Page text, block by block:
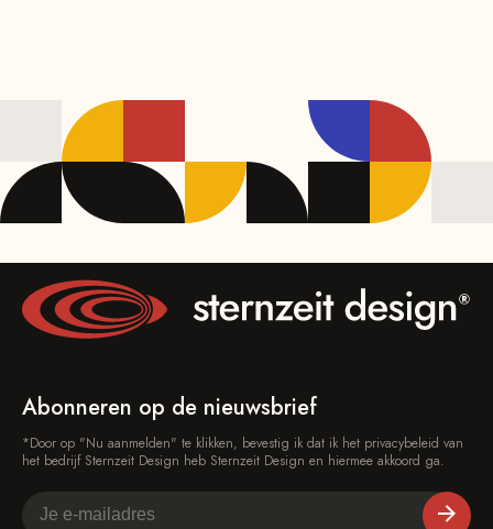
Abonneren op de nieuwsbrief
*Door op "Nu aanmelden" te klikken, bevestig ik dat ik het privacybeleid van
het bedrijf Sternzeit Design heb Sternzeit Design en hiermee akkoord ga.